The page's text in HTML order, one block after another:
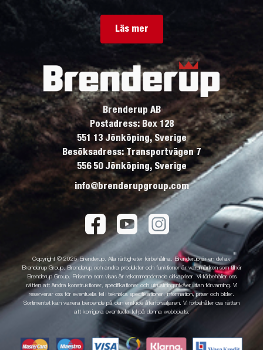
Läs mer
Brenderup AB
Postadress: Box 128
551 13 Jönköping, Sverige
Besöksadress: Transportvägen 7
556 50 Jönköping, Sverige
info@brenderupgroup.com
Copyright © 2025 Brenderup. Alla rättigheter förbehållna. Brenderup är en del av
Brenderup Group. Brenderup och andra produkter och funktioner är varumärken som tillhör
Brenderup Group. Priserna som visas är rekommenderade cirkapriser. Vi förbehåller oss
rätten att ändra konstruktioner, specifikationer och utrustningsnivåer utan förvarning. Vi
reserverar oss för eventuella fel i tekniska specifikationer, information, priser och bilder.
Sortimentet kan variera beroende på den enskilde återförsäljaren. Vi förbehåller oss rätten
att korrigera eventuella fel på denna webbplats.